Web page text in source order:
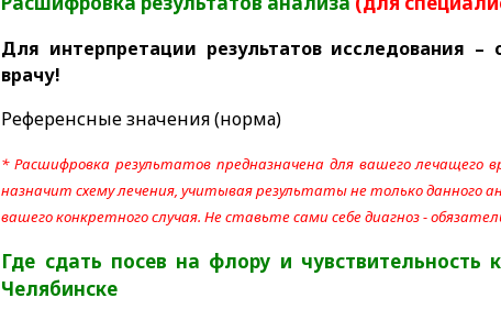
Для интерпретации результатов исследования
врачу!
Референсные значения (норма)
* Расшифровка результатов предназначена для вашего лечащего
назначит схему лечения, учитывая результаты не только данного
вашего конкретного случая. Не ставьте сами себе диагноз -
Где сдать посев на флору и
Челябинске